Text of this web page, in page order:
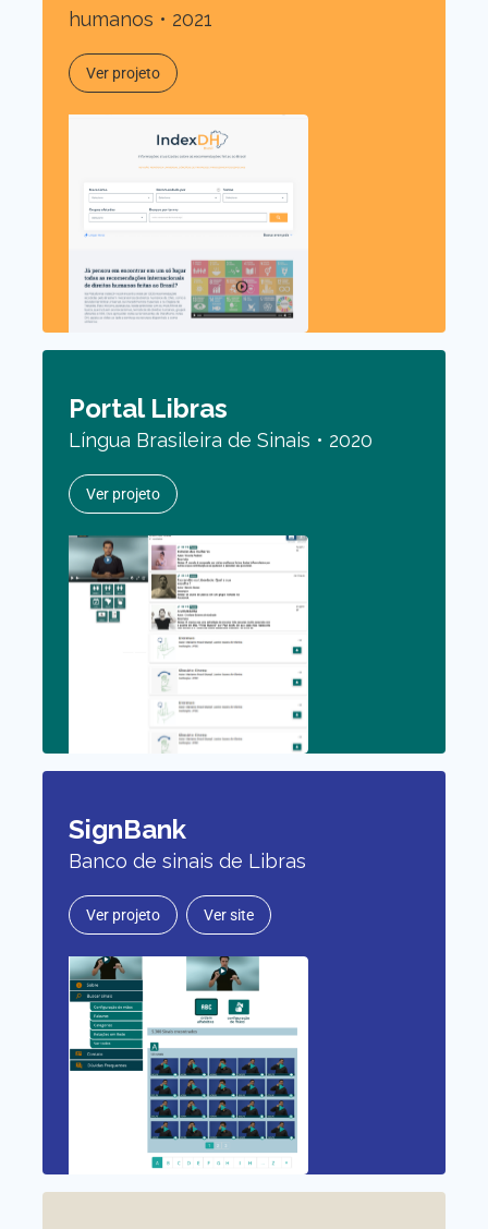
humanos • 2021
Ver projeto
Portal Libras
Língua Brasileira de Sinais • 2020
Ver projeto
SignBank
Banco de sinais de Libras
Ver projeto Ver site